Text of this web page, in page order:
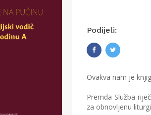
Podijeli:
Ovakva nam je
Premda Služba
za obnovljenu